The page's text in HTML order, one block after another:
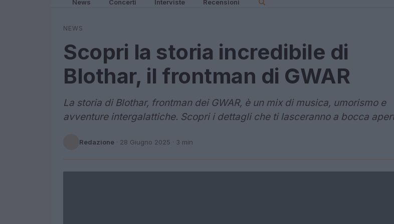
News Concerti Interviste Recensioni
NEWS
Scopri la storia incredibile di
Blothar, il frontman di GWAR
La storia di Blothar, frontman dei GWAR, è un mix di musica, umorismo e
avventure intergalattiche. Scopri i dettagli che ti lasceranno a bocca
Redazione · 28 Giugno 2025 · 3 min